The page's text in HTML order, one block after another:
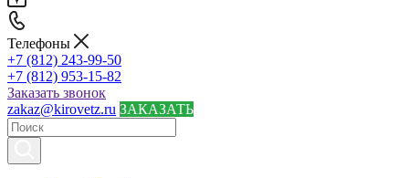
Телефоны
+7 (812) 243-99-50
+7 (812) 953-15-82
Заказать звонок
zakaz@kirovetz.ru ЗАКАЗАТЬ